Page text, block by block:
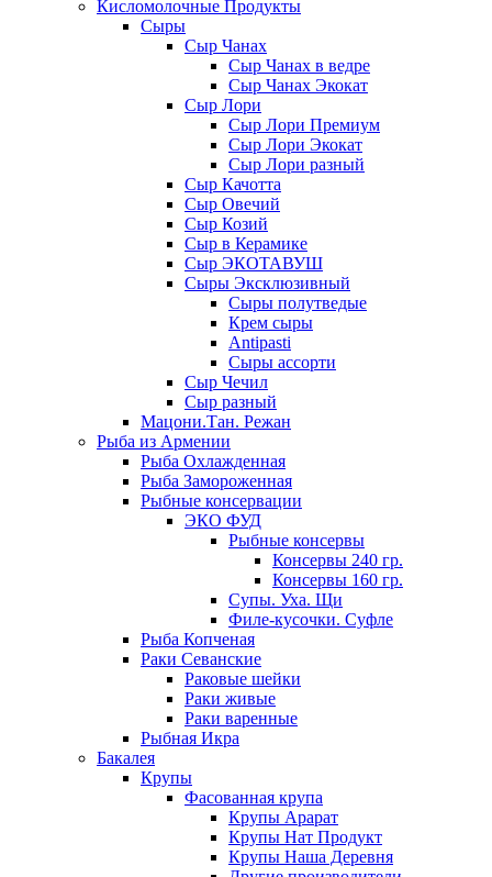
Кисломолочные Продукты
Сыры
Сыр Чанах
Сыр Чанах в ведре
Сыр Чанах Экокат
Сыр Лори
Сыр Лори Премиум
Сыр Лори Экокат
Сыр Лори разный
Сыр Качотта
Сыр Овечий
Сыр Козий
Сыр в Керамике
Сыр ЭКОТАВУШ
Сыры Эксклюзивный
Сыры полутведые
Крем сыры
Antipasti
Сыры ассорти
Сыр Чечил
Сыр разный
Мацони.Тан. Режан
Рыба из Армении
Рыба Охлажденная
Рыба Замороженная
Рыбные консервации
ЭКО ФУД
Рыбные консервы
Консервы 240 гр.
Консервы 160 гр.
Супы. Уха. Щи
Филе-кусочки. Суфле
Рыба Копченая
Раки Севанские
Раковые шейки
Раки живые
Раки варенные
Рыбная Икра
Бакалея
Крупы
Фасованная крупа
Крупы Арарат
Крупы Нат Продукт
Крупы Наша Деревня